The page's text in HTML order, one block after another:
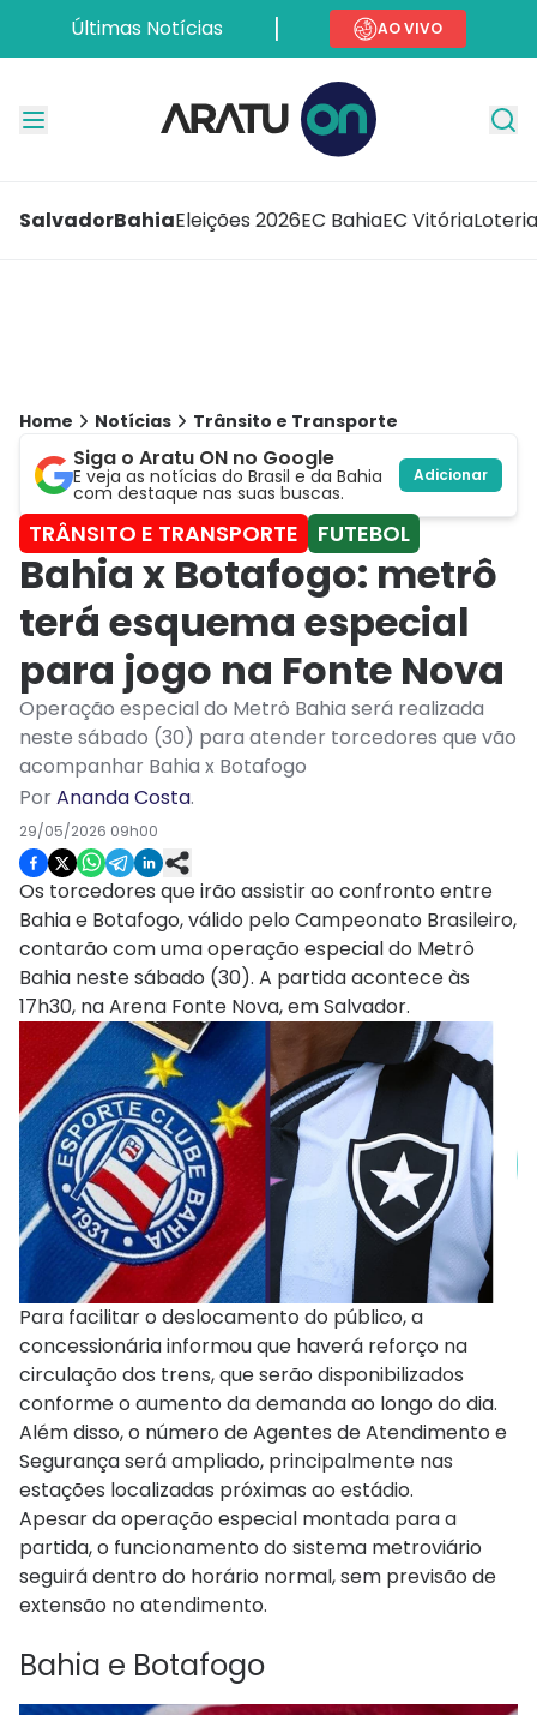
Últimas Notícias AO VIVO
SalvadorBahiaEleições 2026EC BahiaEC Vitória
Home Notícias Trânsito e Transporte
Siga o Aratu ON no Google
E veja as notícias do Brasil e da Bahia
com destaque nas suas buscas.
Adicionar
TRÂNSITO E TRANSPORTE FUTEBOL
Bahia x Botafogo: metrô
terá esquema especial
para jogo na Fonte Nova
Operação especial do Metrô Bahia será realizada
neste sábado (30) para atender torcedores que vão
acompanhar Bahia x Botafogo
PorAnanda Costa.
29/05/2026 09h00
Os torcedores que irão assistir ao confronto entre
Bahia e Botafogo, válido pelo Campeonato Brasileiro,
contarão com uma operação especial do Metrô
Bahia neste sábado (30). A partida acontece às
17h30, na Arena Fonte Nova, em Salvador.
Para facilitar o deslocamento do público, a
concessionária informou que haverá reforço na
circulação dos trens, que serão disponibilizados
conforme o aumento da demanda ao longo do dia.
Além disso, o número de Agentes de Atendimento e
Segurança será ampliado, principalmente nas
estações localizadas próximas ao estádio.
Apesar da operação especial montada para a
partida, o funcionamento do sistema metroviário
seguirá dentro do horário normal, sem previsão de
extensão no atendimento.
Bahia e Botafogo